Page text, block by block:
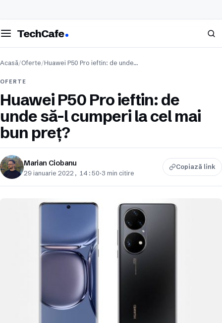
meniul
TechCafe Caută
Acasă/Oferte/Huawei P50 Pro ieftin: de unde…
OFERTE
Huawei P50 Pro ieftin: de
unde să-l cumperi la cel mai
bun preț?
Marian Ciobanu
29 ianuarie 2022, 14:50·3 min citire
Copiază link